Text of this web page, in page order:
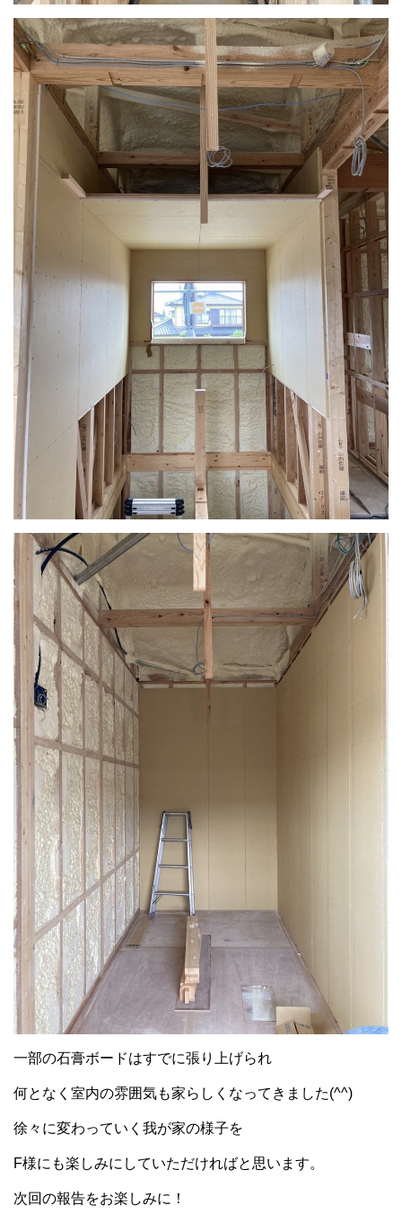
一部の石膏ボードはすでに張り上げられ
何となく室内の雰囲気も家らしくなってきました(^^)
徐々に変わっていく我が家の様子を
F様にも楽しみにしていただければと思います。
次回の報告をお楽しみに！